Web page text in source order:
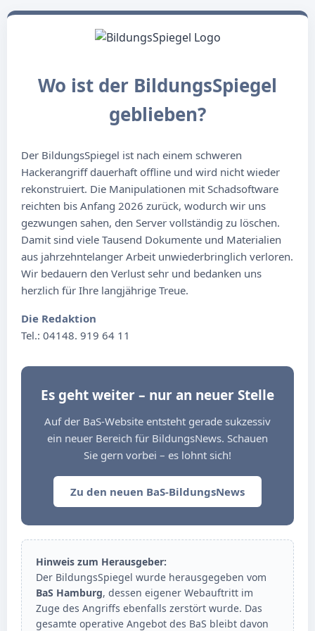
Wo ist der BildungsSpiegel
geblieben?
Der BildungsSpiegel ist nach einem schweren
Hackerangriff dauerhaft offline und wird nicht wieder
rekonstruiert. Die Manipulationen mit Schadsoftware
reichten bis Anfang 2026 zurück, wodurch wir uns
gezwungen sahen, den Server vollständig zu löschen.
Damit sind viele Tausend Dokumente und Materialien
aus jahrzehntelanger Arbeit unwiederbringlich verloren.
Wir bedauern den Verlust sehr und bedanken uns
herzlich für Ihre langjährige Treue.
Die Redaktion
Tel.: 04148. 919 64 11
Es geht weiter – nur an neuer Stelle
Auf der BaS-Website entsteht gerade sukzessiv
ein neuer Bereich für BildungsNews. Schauen
Sie gern vorbei – es lohnt sich!
Zu den neuen BaS-BildungsNews
Hinweis zum Herausgeber:
Der BildungsSpiegel wurde herausgegeben vom
BaS Hamburg, dessen eigener Webauftritt im
Zuge des Angriffs ebenfalls zerstört wurde. Das
gesamte operative Angebot des BaS bleibt davon